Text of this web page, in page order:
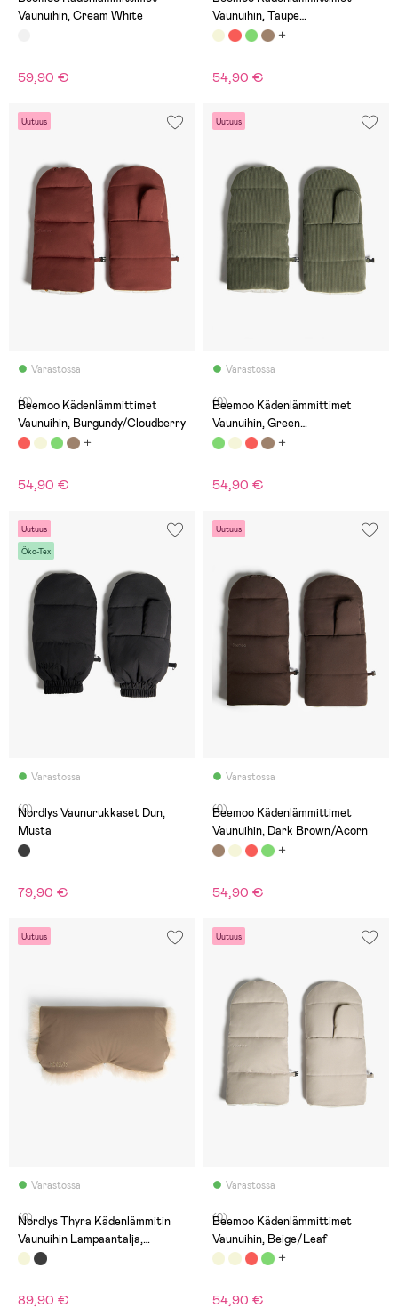
Vaunuihin, Cream White
59,90 €
Vaunuihin, Taupe
Corduroy/Checkered
54,90 €
Uutuus
Varastossa
(0)
Beemoo Kädenlämmittimet
Vaunuihin, Burgundy/Cloudberry
54,90 €
Uutuus
Varastossa
(0)
Beemoo Kädenlämmittimet
Vaunuihin, Green
Corduroy/Leaf
54,90 €
Uutuus
Öko-Tex
Varastossa
(0)
Nordlys Vaunurukkaset Dun,
Musta
79,90 €
Uutuus
Varastossa
(0)
Beemoo Kädenlämmittimet
Vaunuihin, Dark Brown/Acorn
54,90 €
Uutuus
Varastossa
(0)
Nordlys Thyra Kädenlämmitin
Vaunuihin Lampaantalja,
Walnut/Beige
89,90 €
Uutuus
Varastossa
(0)
Beemoo Kädenlämmittimet
Vaunuihin, Beige/Leaf
54,90 €